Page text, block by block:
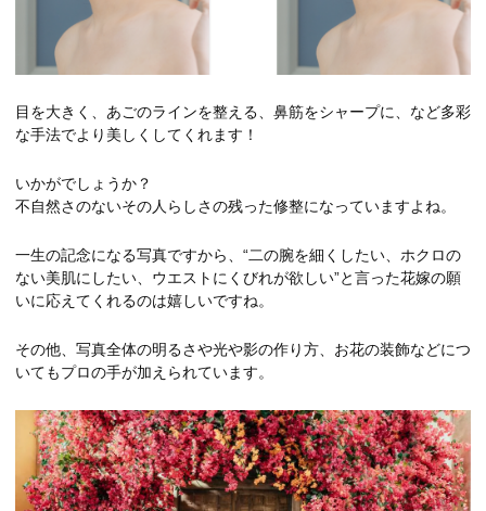
目を大きく、あごのラインを整える、鼻筋をシャープに、など多彩
な手法でより美しくしてくれます！
いかがでしょうか？
不自然さのないその人らしさの残った修整になっていますよね。
一生の記念になる写真ですから、“二の腕を細くしたい、ホクロの
ない美肌にしたい、ウエストにくびれが欲しい”と言った花嫁の願
いに応えてくれるのは嬉しいですね。
その他、写真全体の明るさや光や影の作り方、お花の装飾などにつ
いてもプロの手が加えられています。